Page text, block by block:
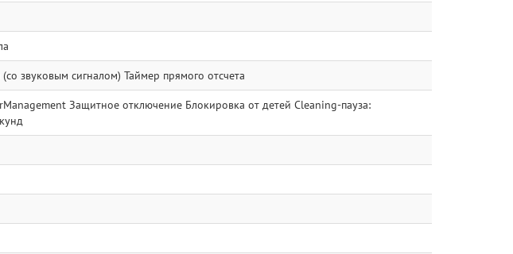
звуковым сигналом) Таймер прямого отсчета
Защитное отключение Блокировка от детей Cleaning-пауза: